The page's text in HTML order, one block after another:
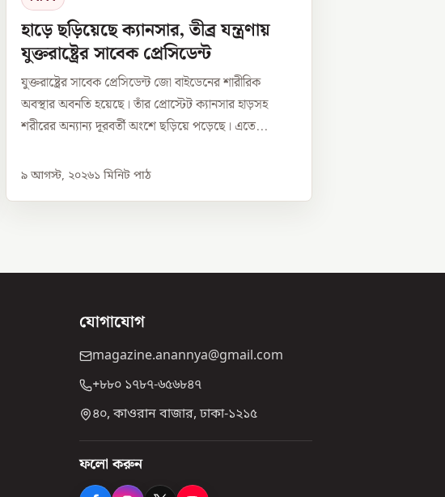
হাড়ে ছড়িয়েছে ক্যানসার, তীব্র যন্ত্রণায়
যুক্তরাষ্ট্রের সাবেক প্রেসিডেন্ট
যুক্তরাষ্ট্রের সাবেক প্রেসিডেন্ট জো বাইডেনের শারীরিক
অবস্থার অবনতি হয়েছে। তাঁর প্রোস্টেট ক্যানসার হাড়সহ
শরীরের অন্যান্য দূরবর্তী অংশে ছড়িয়ে পড়েছে। এতে...
৯ আগস্ট, ২০২৬১ মিনিট পাঠ
যোগাযোগ
magazine.anannya@gmail.com
+৮৮০ ১৭৮৭-৬৫৬৮৪৭
৪০, কাওরান বাজার, ঢাকা-১২১৫
ফলো করুন